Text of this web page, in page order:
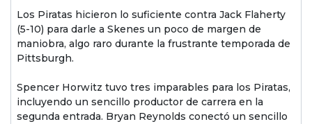
Los Piratas hicieron lo suficiente contra Jack Flaherty
(5-10) para darle a Skenes un poco de margen de
maniobra, algo raro durante la frustrante temporada de
Pittsburgh.
Spencer Horwitz tuvo tres imparables para los Piratas,
incluyendo un sencillo productor de carrera en la
segunda entrada. Bryan Reynolds conectó un sencillo